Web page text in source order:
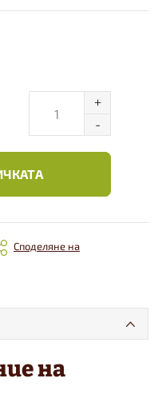
Споделяне на
на